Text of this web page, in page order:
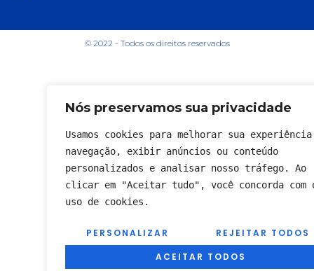
Nós preservamos sua privacidade
Usamos cookies para melhorar sua
navegação, exibir anúncios ou conteúdo
personalizados e analisar nosso tráfego. Ao
clicar em "Aceitar tudo", você concorda com
uso de cookies.
PERSONALIZAR
REJEITAR TODOS
ACEITAR TODOS
© 2022 - Todos os direitos reservados